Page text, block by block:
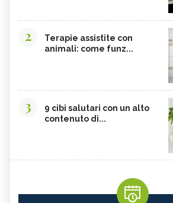
2
Terapie assistite con
animali: come funz...
3
9 cibi salutari con un alto
contenuto di...